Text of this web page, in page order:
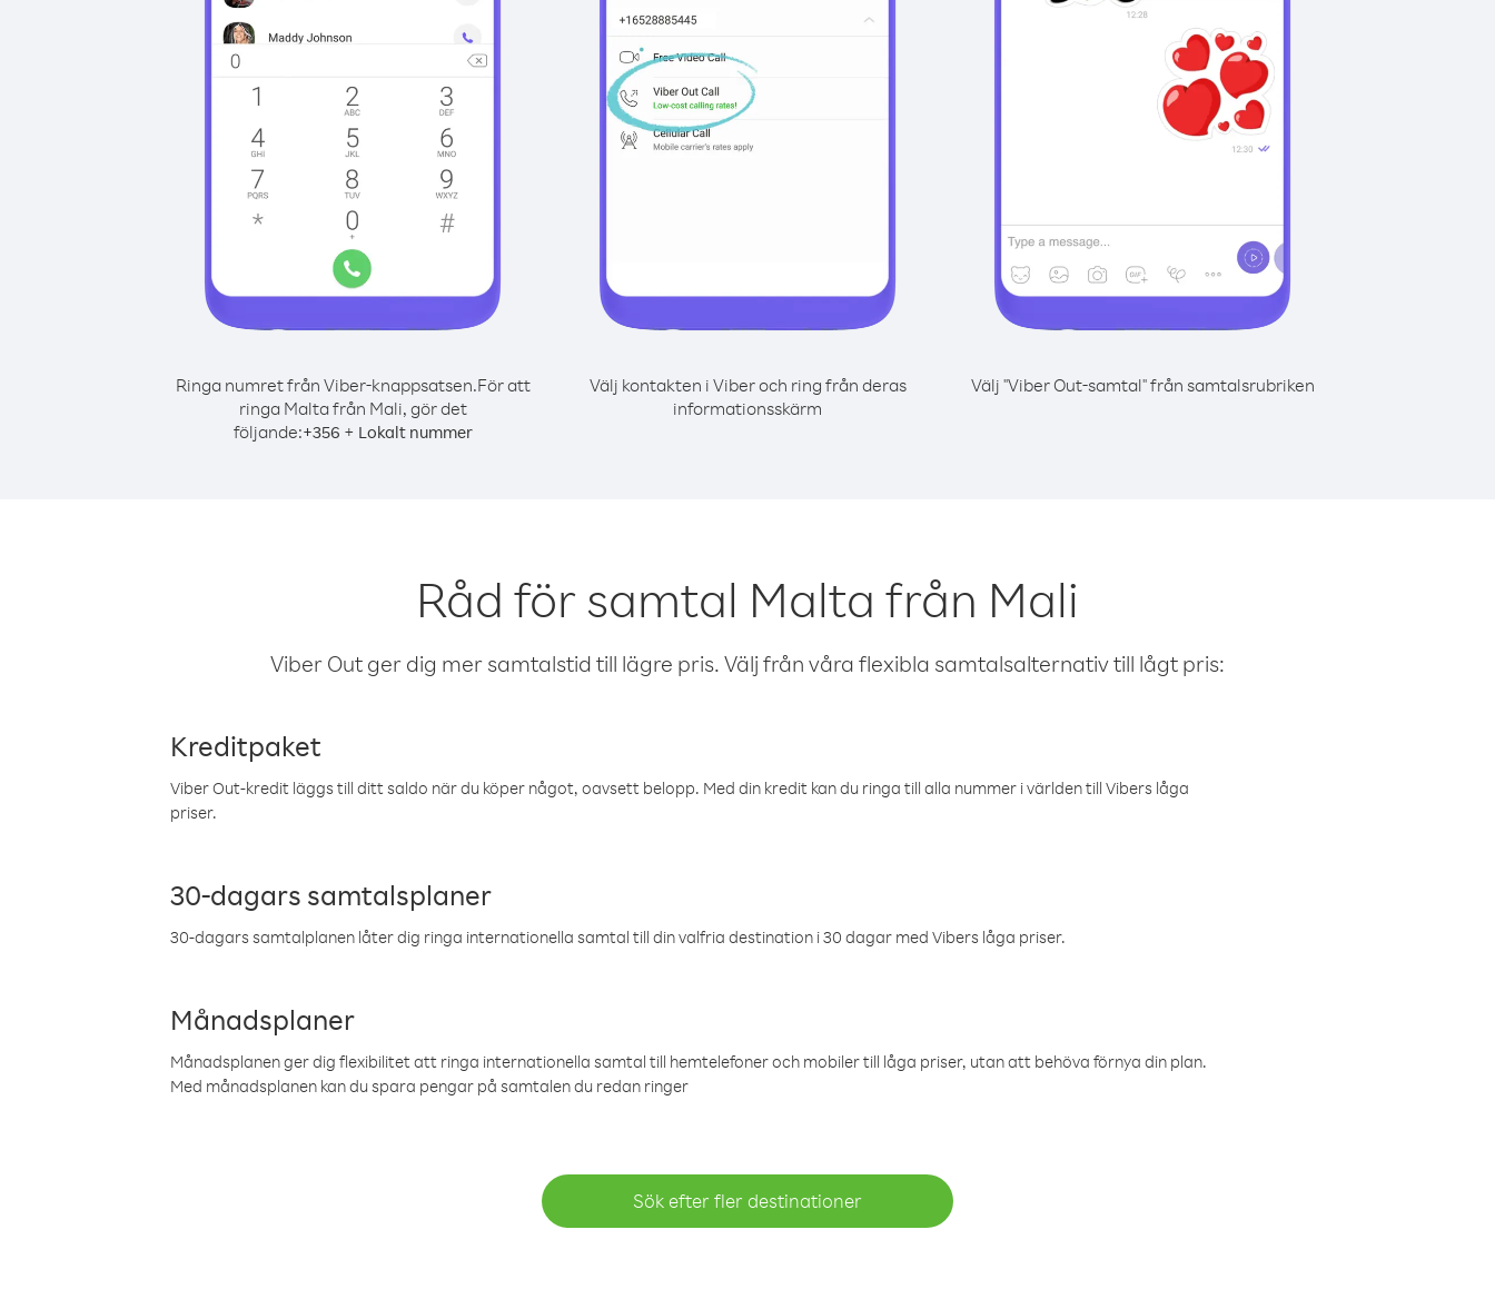
Ringa numret från Viber-knappsatsen.För att
ringa Malta från Mali, gör det
följande:+356 + Lokalt nummer
Välj kontakten i Viber och ring från deras
informationsskärm
Välj "Viber Out-samtal" från samtalsrubriken
Råd för samtal Malta från Mali
Viber Out ger dig mer samtalstid till lägre pris. Välj från våra flexibla samtalsalternativ till lågt pris:
Kreditpaket
Viber Out-kredit läggs till ditt saldo när du köper något, oavsett belopp. Med din kredit kan du ringa till alla nummer i världen till Vibers låga
priser.
30-dagars samtalsplaner
30-dagars samtalplanen låter dig ringa internationella samtal till din valfria destination i 30 dagar med Vibers låga priser.
Månadsplaner
Månadsplanen ger dig flexibilitet att ringa internationella samtal till hemtelefoner och mobiler till låga priser, utan att behöva förnya din plan.
Med månadsplanen kan du spara pengar på samtalen du redan ringer
Sök efter fler destinationer